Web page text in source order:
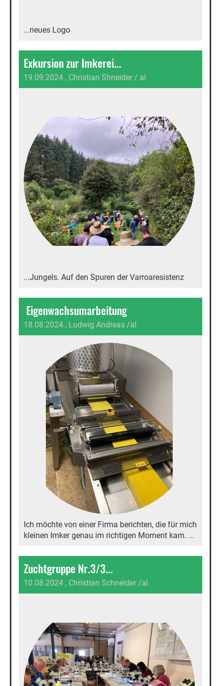
...neues Logo
Exkursion zur Imkerei...
19.09.2024 , Christian Shneider / al
...Jungels. Auf den Spuren der Varroaresistenz
Eigenwachsumarbeitung
18.08.2024 , Ludwig Andreas /al
Ich möchte von einer Firma berichten, die für mich
kleinen Imker genau im richtigen Moment kam. ...
Zuchtgruppe Nr.3/3...
10.08.2024 , Christian Schneider /al